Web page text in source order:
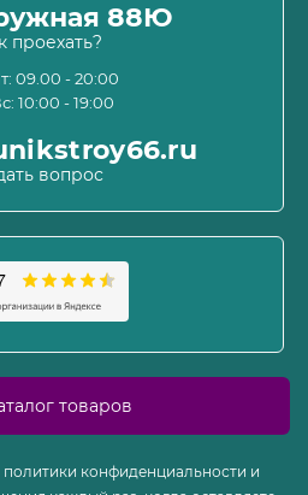
и оферта
88Ю
проехать?
09.00 - 20:00
10:00 - 19:00
вопрос
товаров
конфиденциальности и